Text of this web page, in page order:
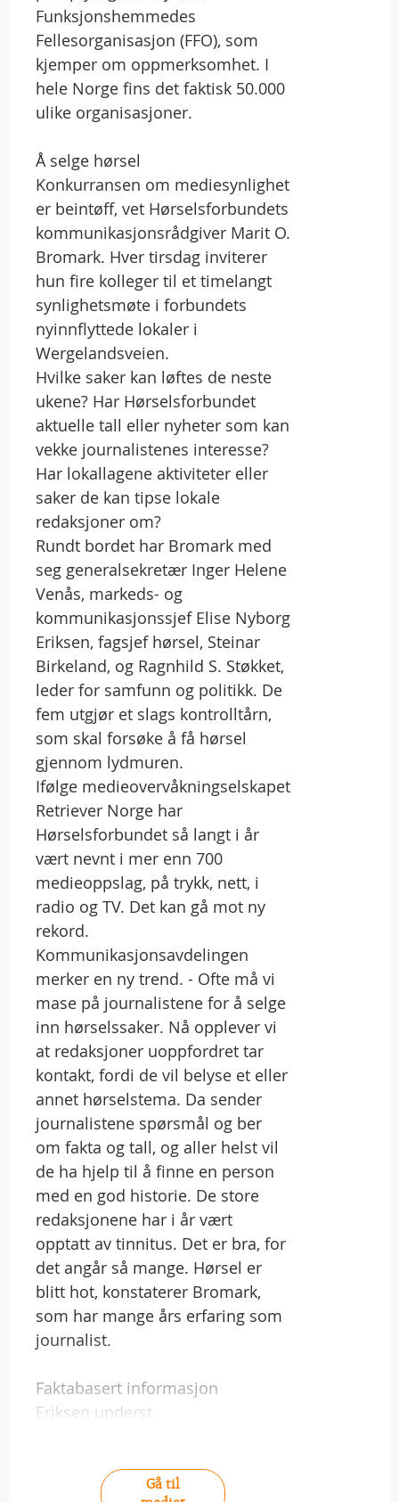
Funksjonshemmedes
Fellesorganisasjon (FFO), som
kjemper om oppmerksomhet. I
hele Norge fins det faktisk 50.000
ulike organisasjoner.
Å selge hørsel
Konkurransen om mediesynlighet
er beintøff, vet Hørselsforbundets
kommunikasjonsrådgiver Marit O.
Bromark. Hver tirsdag inviterer
hun fire kolleger til et timelangt
synlighetsmøte i forbundets
nyinnflyttede lokaler i
Wergelandsveien.
Hvilke saker kan løftes de neste
ukene? Har Hørselsforbundet
aktuelle tall eller nyheter som kan
vekke journalistenes interesse?
Har lokallagene aktiviteter eller
saker de kan tipse lokale
redaksjoner om?
Rundt bordet har Bromark med
seg generalsekretær Inger Helene
Venås, markeds- og
kommunikasjonssjef Elise Nyborg
Eriksen, fagsjef hørsel, Steinar
Birkeland, og Ragnhild S. Støkket,
leder for samfunn og politikk. De
fem utgjør et slags kontrolltårn,
som skal forsøke å få hørsel
gjennom lydmuren.
Ifølge medieovervåkningselskapet
Retriever Norge har
Hørselsforbundet så langt i år
vært nevnt i mer enn 700
medieoppslag, på trykk, nett, i
radio og TV. Det kan gå mot ny
rekord.
Kommunikasjonsavdelingen
merker en ny trend. - Ofte må vi
mase på journalistene for å selge
inn hørselssaker. Nå opplever vi
at redaksjoner uoppfordret tar
kontakt, fordi de vil belyse et eller
annet hørselstema. Da sender
journalistene spørsmål og ber
om fakta og tall, og aller helst vil
de ha hjelp til å finne en person
med en god historie. De store
redaksjonene har i år vært
opptatt av tinnitus. Det er bra, for
det angår så mange. Hørsel er
blitt hot, konstaterer Bromark,
som har mange års erfaring som
journalist.
Faktabasert informasjon
Eriksen underst
Gå til